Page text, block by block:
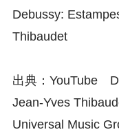
Debussy:
Thibaudet
出典：YouTube
Jean-Yves
Universal Music